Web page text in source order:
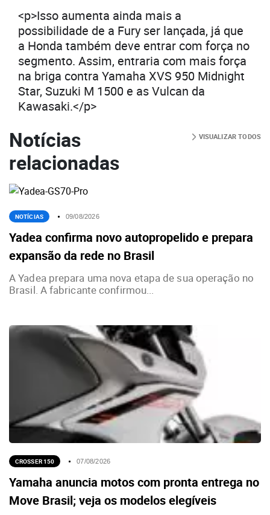
<p>Isso aumenta ainda mais a
possibilidade de a Fury ser lançada, já que
a Honda também deve entrar com força no
segmento. Assim, entraria com mais força
na briga contra Yamaha XVS 950 Midnight
Star, Suzuki M 1500 e as Vulcan da
Kawasaki.</p>
Notícias
relacionadas
VISUALIZAR TODOS
NOTÍCIAS 09/08/2026
Yadea confirma novo autopropelido e prepara
expansão da rede no Brasil
A Yadea prepara uma nova etapa de sua operação no
Brasil. A fabricante confirmou...
CROSSER 150 07/08/2026
Yamaha anuncia motos com pronta entrega no
Move Brasil; veja os modelos elegíveis